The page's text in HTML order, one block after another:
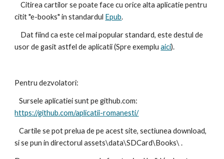
    Citirea cartilor se poate face cu orice alta aplicatie pentru
citit "e-books" in standardul Epub.
usor de gasit astfel de aplicatii (Spre exemplu aici).
Pentru dezvolatori:
https://github.com/aplicatii-romanesti/
   Cartile se pot prelua de pe acest site, sectiunea download,
si se pun in directorul assets\data\SDCard\Books\ .